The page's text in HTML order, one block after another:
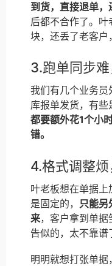
到货，直接退单
后都不合作了。
块，还丢了老客户
3.跑单同步
我们有几个业务
库报单发货，有些
都要额外花1个小
错。
4.格式调整烦
叶老板想在单据
是固定的， 只能另
来，客户拿到单据
告似的，太不靠谱
明明就想打张单